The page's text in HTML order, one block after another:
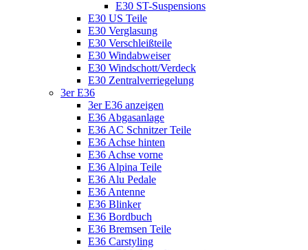
E30 ST-Suspensions
E30 US Teile
E30 Verglasung
E30 Verschleißteile
E30 Windabweiser
E30 Windschott/Verdeck
E30 Zentralverriegelung
3er E36
3er E36 anzeigen
E36 Abgasanlage
E36 AC Schnitzer Teile
E36 Achse hinten
E36 Achse vorne
E36 Alpina Teile
E36 Alu Pedale
E36 Antenne
E36 Blinker
E36 Bordbuch
E36 Bremsen Teile
E36 Carstyling